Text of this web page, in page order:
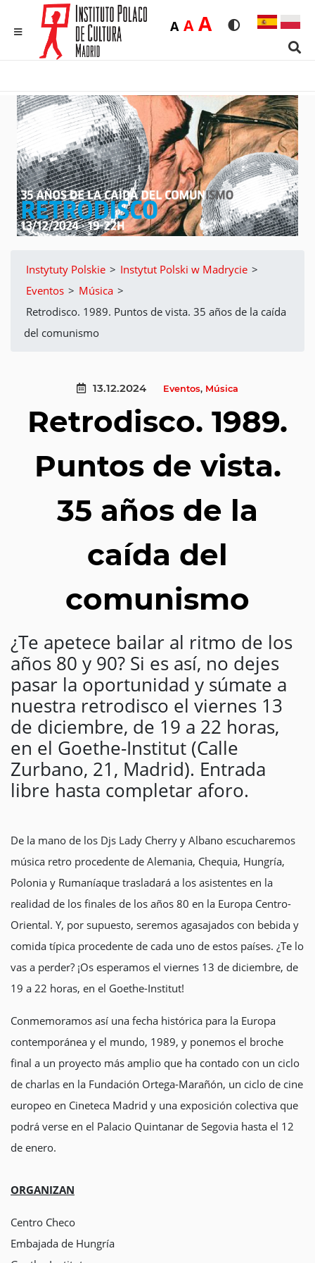
Rozmiar
ADomyślna
AŚrednia
ADużaWersja
Instytuty Polskie > Instytut Polski w Madrycie >
Eventos > Música >
Retrodisco. 1989. Puntos de vista. 35 años de la caída
del comunismo
13.12.2024 Eventos, Música
Retrodisco. 1989.
Puntos de vista.
35 años de la
caída del
comunismo
¿Te apetece bailar al ritmo de los
años 80 y 90? Si es así, no dejes
pasar la oportunidad y súmate a
nuestra retrodisco el viernes 13
de diciembre, de 19 a 22 horas,
en el Goethe-Institut (Calle
Zurbano, 21, Madrid). Entrada
libre hasta completar aforo.
De la mano de los Djs Lady Cherry y Albano escucharemos
música retro procedente de Alemania, Chequia, Hungría,
Polonia y Rumaníaque trasladará a los asistentes en la
realidad de los finales de los años 80 en la Europa Centro-
Oriental. Y, por supuesto, seremos agasajados con bebida y
comida típica procedente de cada uno de estos países. ¿Te lo
vas a perder? ¡Os esperamos el viernes 13 de diciembre, de
19 a 22 horas, en el Goethe-Institut!
Conmemoramos así una fecha histórica para la Europa
contemporánea y el mundo, 1989, y ponemos el broche
final a un proyecto más amplio que ha contado con un ciclo
de charlas en la Fundación Ortega-Marañón, un ciclo de cine
europeo en Cineteca Madrid y una exposición colectiva que
podrá verse en el Palacio Quintanar de Segovia hasta el 12
de enero.
ORGANIZAN
Centro Checo
Embajada de Hungría